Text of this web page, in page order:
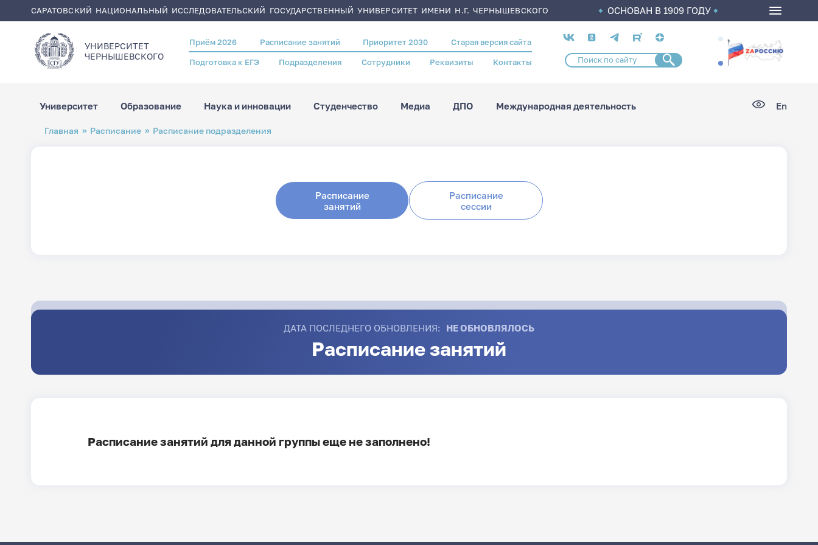
САРАТОВСКИЙ НАЦИОНАЛЬНЫЙ ИССЛЕДОВАТЕЛЬСКИЙ ГОСУДАРСТВЕННЫЙ УНИВЕРСИТЕТ ИМЕНИ Н.Г. ЧЕРНЫШЕВСКОГО ОСНОВАН В 1909 ГОДУ
УНИВЕРСИТЕТ
ЧЕРНЫШЕВСКОГO
Header
menu
Приём 2026 Расписание занятий Приоритет 2030 Старая версия сайта
Подготовка к ЕГЭ Подразделения Сотрудники Реквизиты Контакты
Социальные
сети
Университет Образование Наука и инновации Студенчество Медиа ДПО Международная деятельность En
Строка
навигации
Главная Расписание Расписание подразделения
Расписание
занятий
Расписание
сессии
ДАТА ПОСЛЕДНЕГО ОБНОВЛЕНИЯ: НЕ ОБНОВЛЯЛОСЬ
Расписание занятий
Расписание занятий для данной группы еще не заполнено!